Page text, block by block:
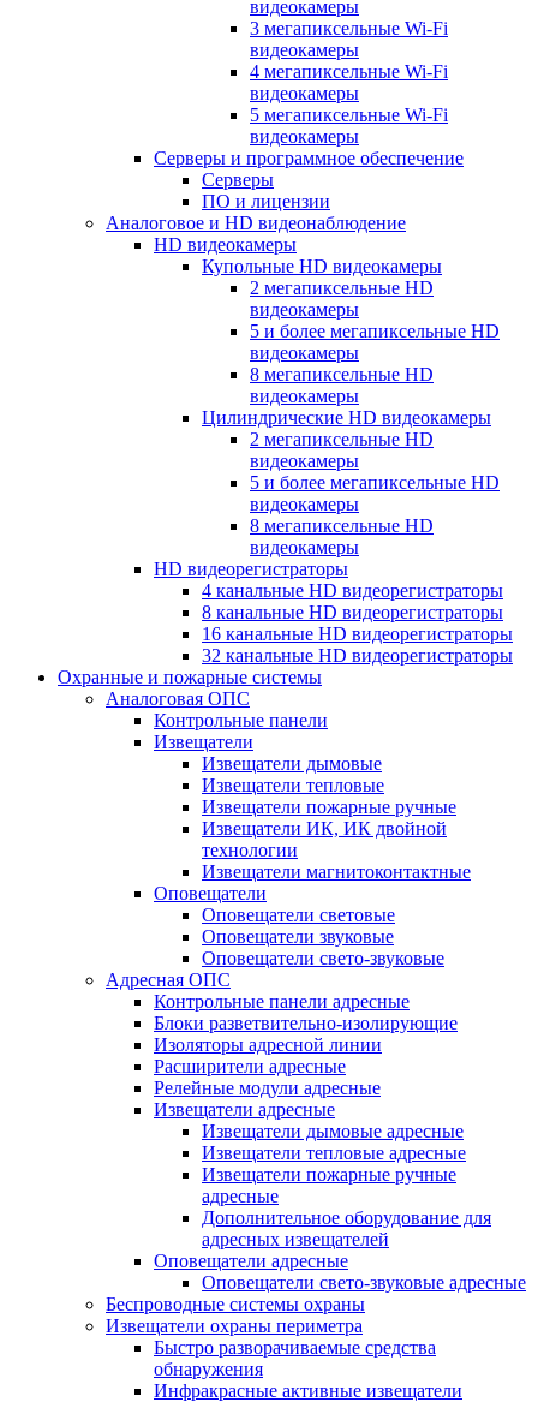
видеокамеры
3 мегапиксельные Wi-Fi
видеокамеры
4 мегапиксельные Wi-Fi
видеокамеры
5 мегапиксельные Wi-Fi
видеокамеры
Серверы и программное обеспечение
Серверы
ПО и лицензии
Аналоговое и HD видеонаблюдение
HD видеокамеры
Купольные HD видеокамеры
2 мегапиксельные HD
видеокамеры
5 и более мегапиксельные HD
видеокамеры
8 мегапиксельные HD
видеокамеры
Цилиндрические HD видеокамеры
2 мегапиксельные HD
видеокамеры
5 и более мегапиксельные HD
видеокамеры
8 мегапиксельные HD
видеокамеры
HD видеорегистраторы
4 канальные HD видеорегистраторы
8 канальные HD видеорегистраторы
16 канальные HD видеорегистраторы
32 канальные HD видеорегистраторы
Охранные и пожарные системы
Аналоговая ОПС
Контрольные панели
Извещатели
Извещатели дымовые
Извещатели тепловые
Извещатели пожарные ручные
Извещатели ИК, ИК двойной
технологии
Извещатели магнитоконтактные
Оповещатели
Оповещатели световые
Оповещатели звуковые
Оповещатели свето-звуковые
Адресная ОПС
Контрольные панели адресные
Блоки разветвительно-изолирующие
Изоляторы адресной линии
Расширители адресные
Релейные модули адресные
Извещатели адресные
Извещатели дымовые адресные
Извещатели тепловые адресные
Извещатели пожарные ручные
адресные
Дополнительное оборудование для
адресных извещателей
Оповещатели адресные
Оповещатели свето-звуковые адресные
Беспроводные системы охраны
Извещатели охраны периметра
Быстро разворачиваемые средства
обнаружения
Инфракрасные активные извещатели